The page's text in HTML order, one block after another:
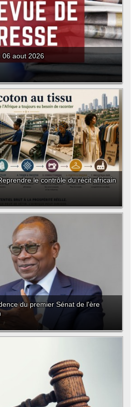
06 aout 2026
le contrôle du récit africain
du premier Sénat de l'ère